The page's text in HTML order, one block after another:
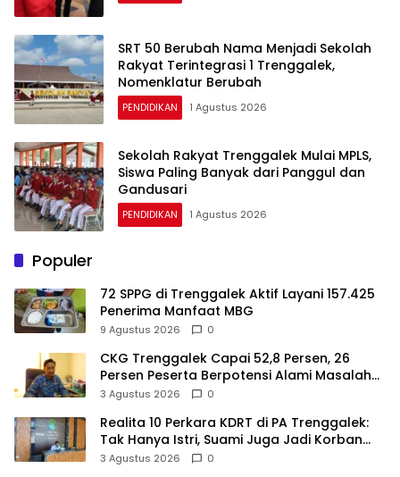
SRT 50 Berubah Nama Menjadi Sekolah
Rakyat Terintegrasi 1 Trenggalek,
Nomenklatur Berubah
PENDIDIKAN 1 Agustus 2026
Sekolah Rakyat Trenggalek Mulai MPLS,
Siswa Paling Banyak dari Panggul dan
Gandusari
PENDIDIKAN 1 Agustus 2026
Populer
72 SPPG di Trenggalek Aktif Layani 157.425
Penerima Manfaat MBG
9 Agustus 2026 0
CKG Trenggalek Capai 52,8 Persen, 26
Persen Peserta Berpotensi Alami Masalah
Kejiwaan
3 Agustus 2026 0
Realita 10 Perkara KDRT di PA Trenggalek:
Tak Hanya Istri, Suami Juga Jadi Korban
Kekerasan
3 Agustus 2026 0